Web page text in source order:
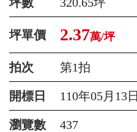
坪單價 2.37萬/坪
拍次 第1拍
開標日 110年05月13日
瀏覽數 437